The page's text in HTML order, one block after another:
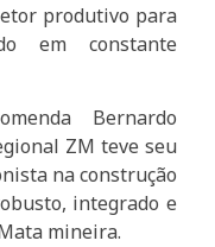
produtivo para
em constante
Bernardo
ZM teve seu
na construção
integrado e
mineira.